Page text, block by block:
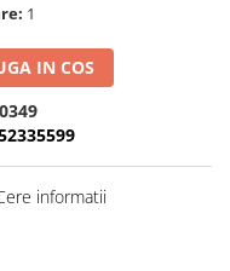
1
IN COS
informatii